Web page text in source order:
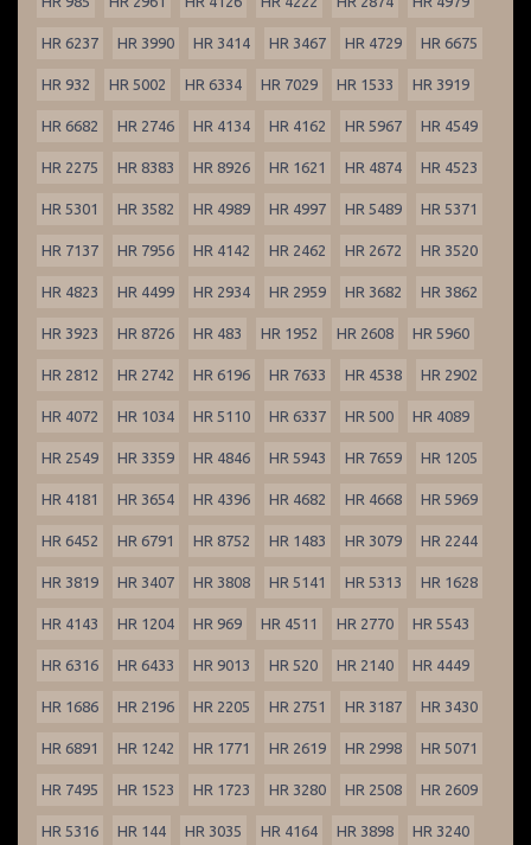
HR 6237 HR 3990 HR 3414 HR 3467 HR 4729 HR 6675
HR 932 HR 5002 HR 6334 HR 7029 HR 1533 HR 3919
HR 6682 HR 2746 HR 4134 HR 4162 HR 5967 HR 4549
HR 2275 HR 8383 HR 8926 HR 1621 HR 4874 HR 4523
HR 5301 HR 3582 HR 4989 HR 4997 HR 5489 HR 5371
HR 7137 HR 7956 HR 4142 HR 2462 HR 2672 HR 3520
HR 4823 HR 4499 HR 2934 HR 2959 HR 3682 HR 3862
HR 3923 HR 8726 HR 483 HR 1952 HR 2608 HR 5960
HR 2812 HR 2742 HR 6196 HR 7633 HR 4538 HR 2902
HR 4072 HR 1034 HR 5110 HR 6337 HR 500 HR 4089
HR 2549 HR 3359 HR 4846 HR 5943 HR 7659 HR 1205
HR 4181 HR 3654 HR 4396 HR 4682 HR 4668 HR 5969
HR 6452 HR 6791 HR 8752 HR 1483 HR 3079 HR 2244
HR 3819 HR 3407 HR 3808 HR 5141 HR 5313 HR 1628
HR 4143 HR 1204 HR 969 HR 4511 HR 2770 HR 5543
HR 6316 HR 6433 HR 9013 HR 520 HR 2140 HR 4449
HR 1686 HR 2196 HR 2205 HR 2751 HR 3187 HR 3430
HR 6891 HR 1242 HR 1771 HR 2619 HR 2998 HR 5071
HR 7495 HR 1523 HR 1723 HR 3280 HR 2508 HR 2609
HR 5316 HR 144 HR 3035 HR 4164 HR 3898 HR 3240